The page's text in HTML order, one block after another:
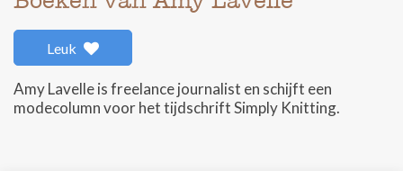
Leuk
Amy Lavelle is freelance journalist en schijft een
modecolumn voor het tijdschrift Simply Knitting.